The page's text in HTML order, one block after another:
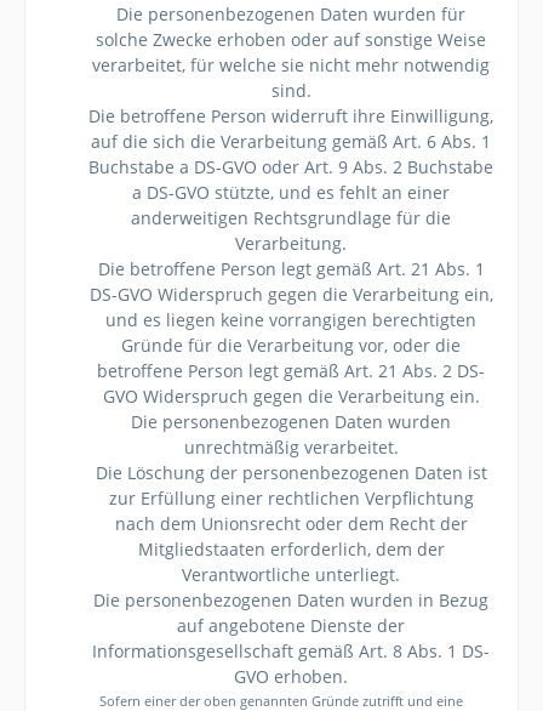
Die personenbezogenen Daten wurden für
solche Zwecke erhoben oder auf sonstige Weise
verarbeitet, für welche sie nicht mehr notwendig
sind.
Die betroffene Person widerruft ihre Einwilligung,
auf die sich die Verarbeitung gemäß Art. 6 Abs. 1
Buchstabe a DS-GVO oder Art. 9 Abs. 2 Buchstabe
a DS-GVO stützte, und es fehlt an einer
anderweitigen Rechtsgrundlage für die
Verarbeitung.
Die betroffene Person legt gemäß Art. 21 Abs. 1
DS-GVO Widerspruch gegen die Verarbeitung ein,
und es liegen keine vorrangigen berechtigten
Gründe für die Verarbeitung vor, oder die
betroffene Person legt gemäß Art. 21 Abs. 2 DS-
GVO Widerspruch gegen die Verarbeitung ein.
Die personenbezogenen Daten wurden
unrechtmäßig verarbeitet.
Die Löschung der personenbezogenen Daten ist
zur Erfüllung einer rechtlichen Verpflichtung
nach dem Unionsrecht oder dem Recht der
Mitgliedstaaten erforderlich, dem der
Verantwortliche unterliegt.
Die personenbezogenen Daten wurden in Bezug
auf angebotene Dienste der
Informationsgesellschaft gemäß Art. 8 Abs. 1 DS-
GVO erhoben.
Sofern einer der oben genannten Gründe zutrifft und eine